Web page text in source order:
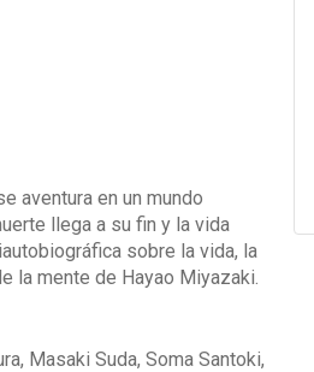
aventura en un mundo
llega a su fin y la vida
sobre la vida, la
la mente de Hayao Miyazaki.
Masaki Suda, Soma Santoki,